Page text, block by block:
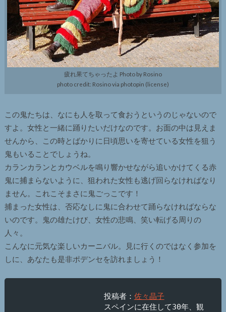
疲れ果てちゃったよ Photo by Rosino
photo credit: Rosino via photopin (license)
この鬼たちは、なにも人を取って食おうというのじゃないので
すよ。女性と一緒に踊りたいだけなのです。お面の中は見えま
せんから、この時とばかりに日頃思いを寄せている女性を狙う
鬼もいることでしょうね。
カランカランとカウベルを鳴り響かせながら追いかけてくる赤
鬼に捕まらないように、狙われた女性も逃げ回らなければなり
ません。これこそまさに鬼ごっこです！
捕まった女性は、否応なしに鬼に合わせて踊らなければならな
いのです。鬼の雄たけび、女性の悲鳴、笑い転げる周りの
人々。
こんなに元気な楽しいカーニバル。見に行くのではなく参加を
しに、あなたも是非ポデンセを訪れましょう！
投稿者： 佐々晶子
スペインに在住して30年、観